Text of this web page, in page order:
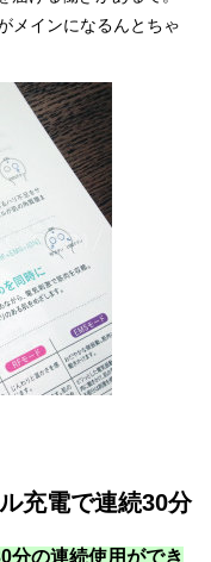
メインになるんとちゃ
充電で連続30分
分の連続使用ができ